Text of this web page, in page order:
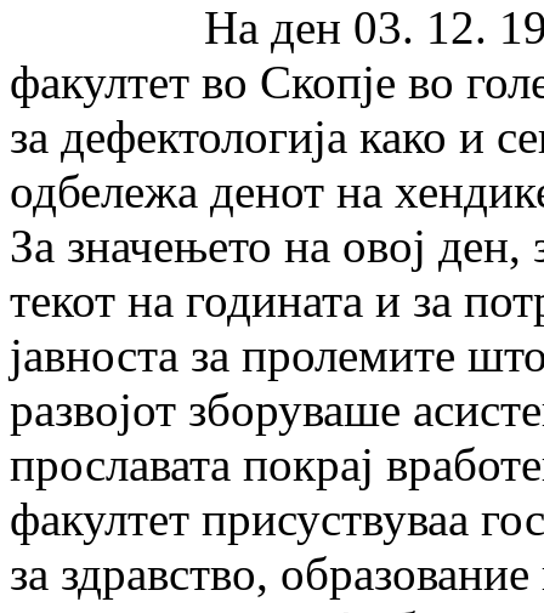
На ден 03. 12. 1999
факултет во Скопје во
за дефектологија како и
одбележа денот на
За значењето на овој ден,
текот на годината и за
јавноста за пролемите
развојот зборуваше
прославата покрај
факултет присуствуваа
за здравство,